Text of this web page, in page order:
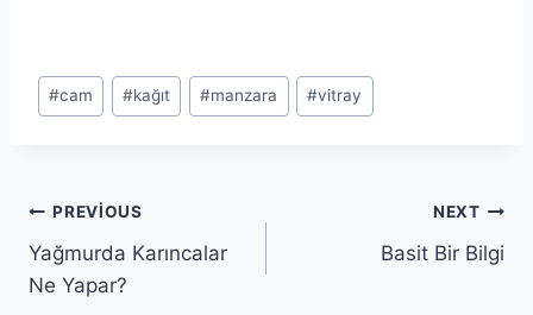
Post
Tags:
#cam #kağıt #manzara #vitray
Yazı
gezinmesi
PREVIOUS
Yağmurda Karıncalar
Ne Yapar?
NEXT
Basit Bir Bilgi